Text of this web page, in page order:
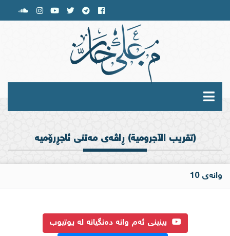
(تقريب الآجرومية) ڕاڤه‌ی مه‌تنی ئاجڕرۆمیه‌
وانەی 10
بینینی ئەم وانە دەنگیانە لە یوتیوب